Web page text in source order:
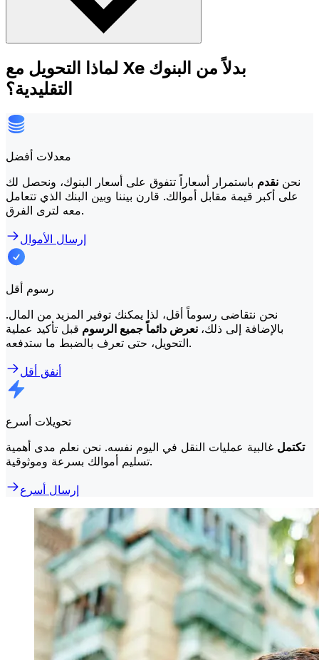
لماذا التحويل مع Xe بدلاً من البنوك
التقليدية؟
معدلات أفضل
نحن نقدم باستمرار أسعاراً تتفوق على أسعار البنوك، ونحصل لك
على أكبر قيمة مقابل أموالك. قارن بيننا وبين البنك الذي تتعامل
معه لترى الفرق.
إرسال الأموال
رسوم أقل
نحن نتقاضى رسوماً أقل، لذا يمكنك توفير المزيد من المال.
بالإضافة إلى ذلك، نعرض دائماً جميع الرسوم قبل تأكيد عملية
التحويل، حتى تعرف بالضبط ما ستدفعه.
أنفق أقل
تحويلات أسرع
تكتمل غالبية عمليات النقل في اليوم نفسه. نحن نعلم مدى أهمية
تسليم أموالك بسرعة وموثوقية.
إرسال أسرع